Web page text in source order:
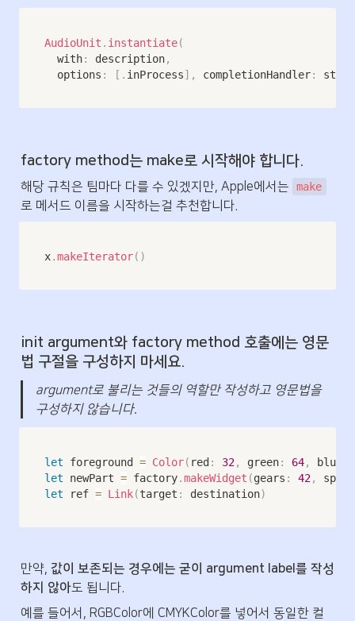
AudioUnit . instantiate(
  with
: description,
  options
: [ . inProcess] , completionHandler:
factory method는 make로 시작해야 합니다.
해당 규칙은 팀마다 다를 수 있겠지만, Apple에서는 make
로 메서드 이름을 시작하는걸 추천합니다.
x.makeIterator( )
init argument와 factory method 호출에는 영문
법 구절을 구성하지 마세요.
argument로 불리는 것들의 역할만 작성하고 영문법을
구성하지 않습니다.
let foreground = Color( red : 32, green: 64, blue
let newPart = factory.makeWidget (gears : 42,
let ref = Link(target : destination)
만약, 값이 보존되는 경우에는 굳이 argument label를 작성
하지 않아도 됩니다.
예를 들어서, RGBColor에 CMYKColor를 넣어서 동일한 컬